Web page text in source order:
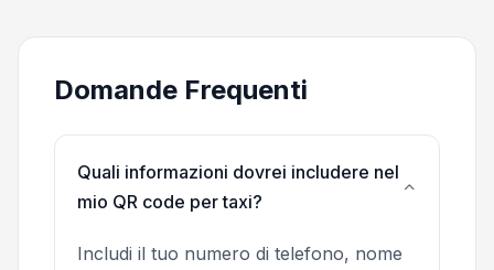
Domande Frequenti
Quali informazioni dovrei includere nel
mio QR code per taxi?
Includi il tuo numero di telefono, nome